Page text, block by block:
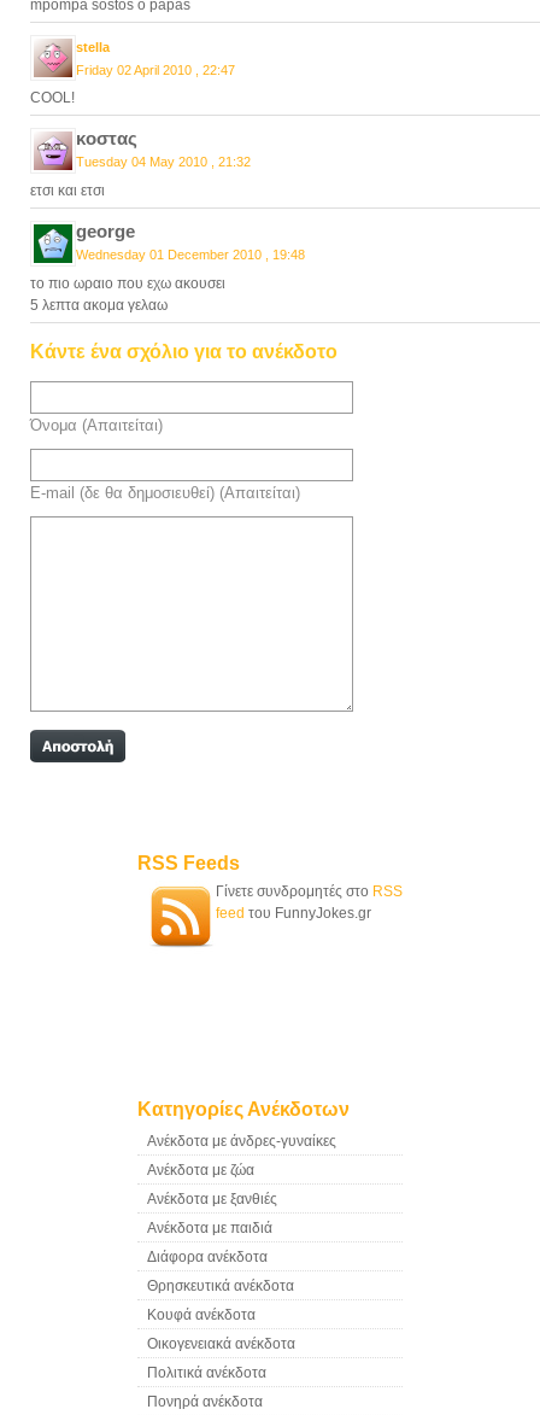
mpompa sostos o papas
stella
Friday 02 April 2010 , 22:47
COOL!
κοστας
Tuesday 04 May 2010 , 21:32
ετσι και ετσι
george
Wednesday 01 December 2010 , 19:48
το πιο ωραιο που εχω ακουσει
5 λεπτα ακομα γελαω
Κάντε ένα σχόλιο για το ανέκδοτο
Όνομα (Απαιτείται)
E-mail (δε θα δημοσιευθεί) (Απαιτείται)
RSS Feeds
Γίνετε συνδρομητές στο RSS
feed του FunnyJokes.gr
Κατηγορίες Ανέκδοτων
Ανέκδοτα με άνδρες-γυναίκες
Ανέκδοτα με ζώα
Ανέκδοτα με ξανθιές
Ανέκδοτα με παιδιά
Διάφορα ανέκδοτα
Θρησκευτικά ανέκδοτα
Κουφά ανέκδοτα
Οικογενειακά ανέκδοτα
Πολιτικά ανέκδοτα
Πονηρά ανέκδοτα